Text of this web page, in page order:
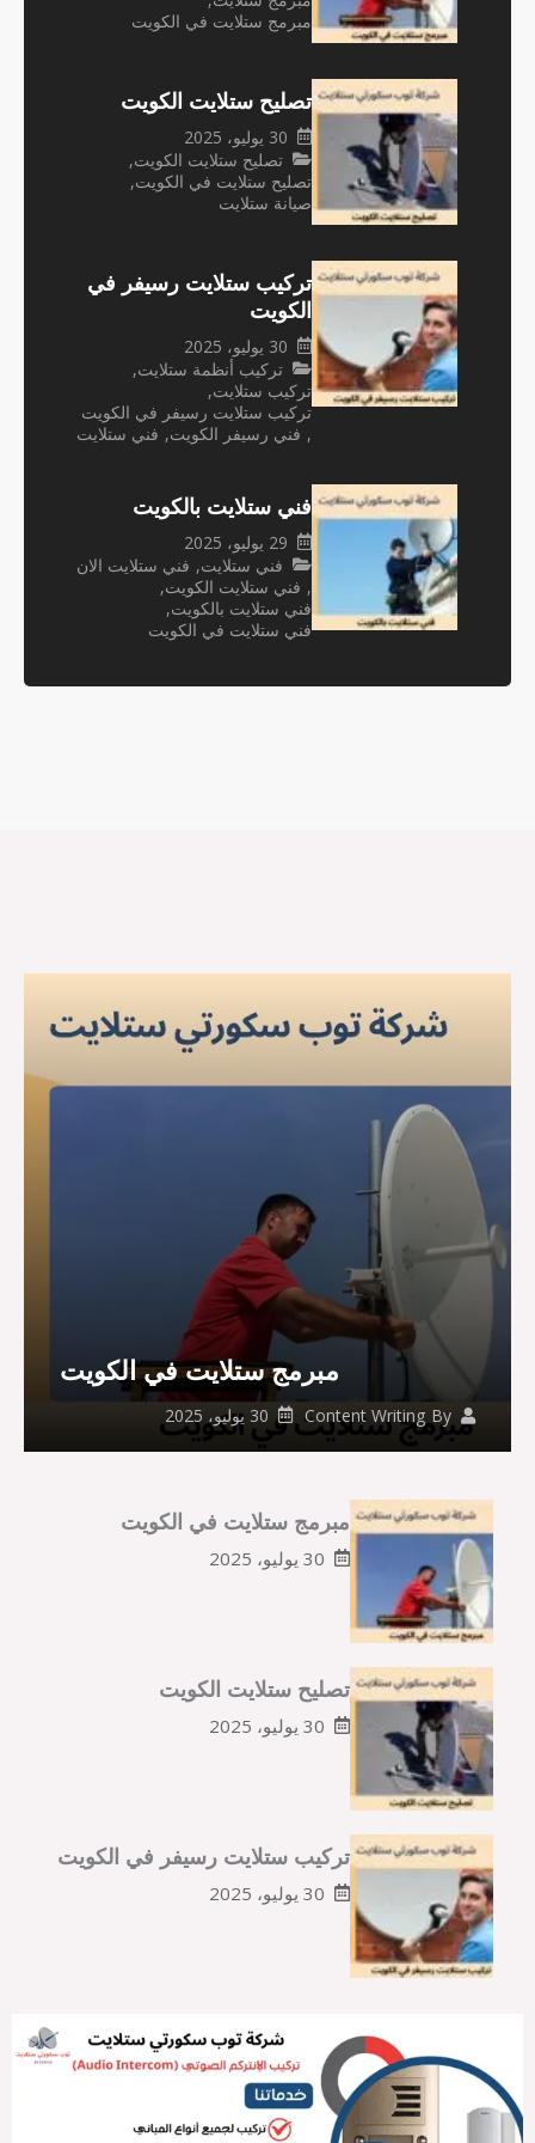
مبرمج ستلايت في الكويت
تصليح ستلايت الكويت
30 يوليو، 2025
تصليح ستلايت الكويت,
تصليح ستلايت في الكويت,
صيانة ستلايت
تركيب ستلايت رسيفر في
الكويت
30 يوليو، 2025
تركيب أنظمة ستلايت,
تركيب ستلايت,
تركيب ستلايت رسيفر في الكويت
فني رسيفر الكويت, فني ستلايت
فني ستلايت بالكويت
29 يوليو، 2025
فني ستلايت, فني ستلايت الان
فني ستلايت الكويت,
فني ستلايت بالكويت,
فني ستلايت في الكويت
مبرمج ستلايت في الكويت
By
Content Writing 30 يوليو، 2025
مبرمج ستلايت في الكويت
30 يوليو، 2025
تصليح ستلايت الكويت
30 يوليو، 2025
تركيب ستلايت رسيفر في الكويت
30 يوليو، 2025